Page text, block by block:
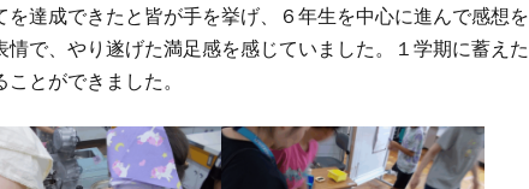
達成できたと皆が手を挙げ、６年生を中心に進んで感想を
で、やり遂げた満足感を感じていました。１学期に蓄えた
とができました。